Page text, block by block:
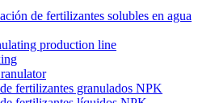
de fertilizantes solubles en agua
production line
fertilizantes granulados NPK